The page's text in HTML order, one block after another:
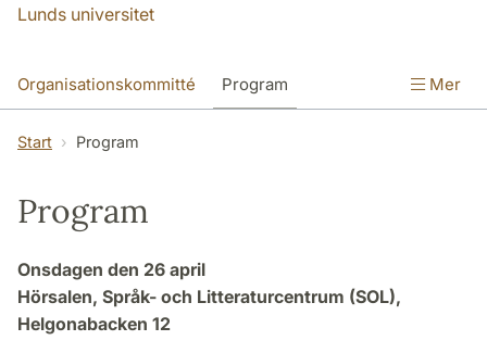
Lunds universitet
Organisationskommitté Program
Sponsorer
Mer
Start Program
Program
Onsdagen den 26 april
Hörsalen, Språk- och Litteraturcentrum (SOL),
Helgonabacken 12